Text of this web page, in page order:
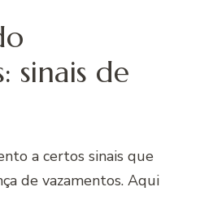
sinais de
a certos sinais que
de vazamentos. Aqui